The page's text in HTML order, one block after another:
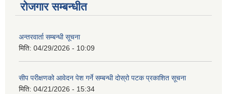
रोजगार सम्बन्धीत
अन्तरवार्ता सम्बन्धी सूचना
मिति: 04/29/2026 - 10:09
सीप परीक्षणको आवेदन पेश गर्ने सम्बन्धी दोस्रो पटक प्रकाशित सूचना
मिति: 04/21/2026 - 15:34